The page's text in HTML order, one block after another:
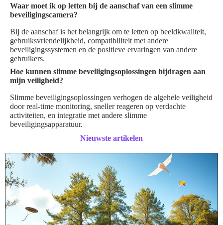
Waar moet ik op letten bij de aanschaf van een slimme
beveiligingscamera?
Bij de aanschaf is het belangrijk om te letten op beeldkwaliteit,
gebruiksvriendelijkheid, compatibiliteit met andere
beveiligingssystemen en de positieve ervaringen van andere
gebruikers.
Hoe kunnen slimme beveiligingsoplossingen bijdragen aan
mijn veiligheid?
Slimme beveiligingsoplossingen verhogen de algehele veiligheid
door real-time monitoring, sneller reageren op verdachte
activiteiten, en integratie met andere slimme
beveiligingsapparatuur.
Nieuwste artikelen